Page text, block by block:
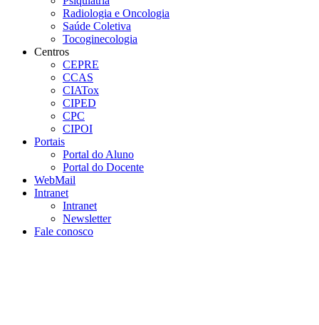
Radiologia e Oncologia
Saúde Coletiva
Tocoginecologia
Centros
CEPRE
CCAS
CIATox
CIPED
CPC
CIPOI
Portais
Portal do Aluno
Portal do Docente
WebMail
Intranet
Intranet
Newsletter
Fale conosco